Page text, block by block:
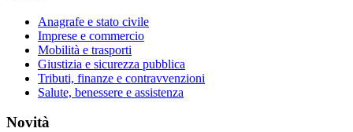
Anagrafe e stato civile
Imprese e commercio
Mobilità e trasporti
Giustizia e sicurezza pubblica
Tributi, finanze e contravvenzioni
Salute, benessere e assistenza
Novità